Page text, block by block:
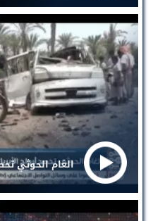
الغام الحوثي